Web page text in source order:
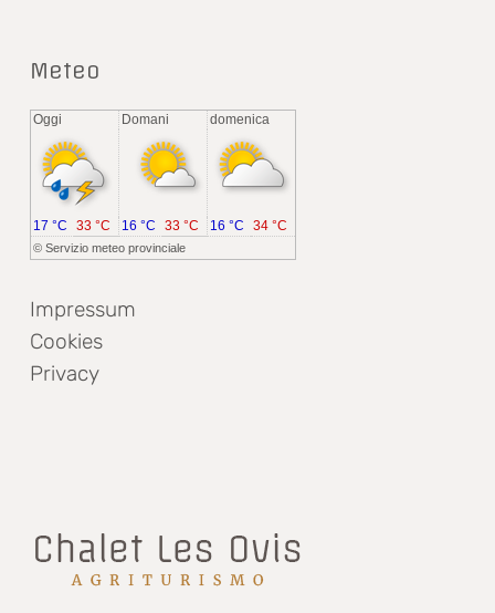
Meteo
Oggi Domani domenica
© Servizio meteo provinciale
17 °C 33 °C 16 °C 33 °C 16 °C 34 °C
Impressum
Cookies
Privacy